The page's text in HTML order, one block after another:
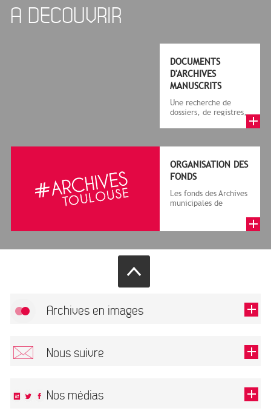
A DECOUVRIR
DOCUMENTS
D'ARCHIVES
MANUSCRITS
Une recherche de
dossiers, de registres,
ORGANISATION DES
FONDS
Les fonds des Archives
municipales de
et des a...
Archives en images
Nous suivre
Nos médias